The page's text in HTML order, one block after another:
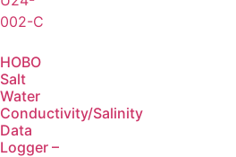
HOBO
Salt
Water
Conductivity/Salinity
Data
Logger –